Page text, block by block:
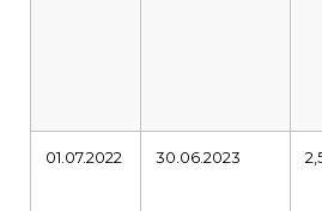
01.07.2022 30.06.2023